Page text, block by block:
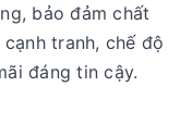
bảo đảm chất
tranh, chế độ
đáng tin cậy.